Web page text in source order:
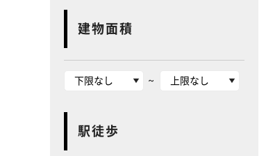
建物面積
~
駅徒歩